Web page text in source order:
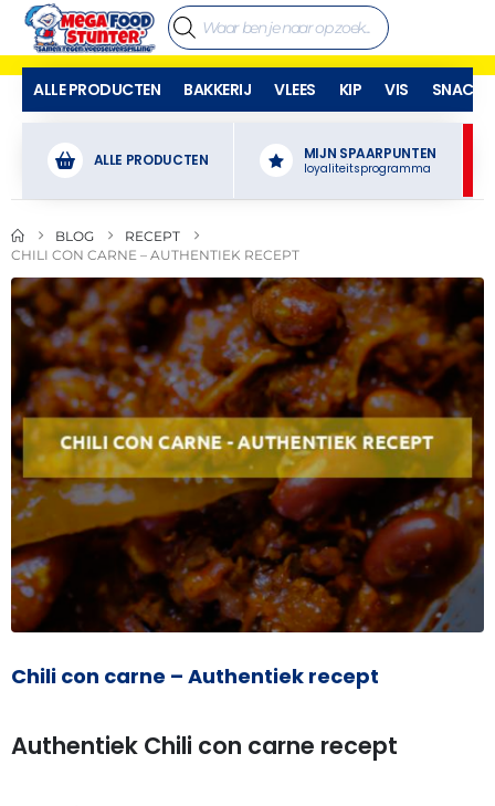
ALLE PRODUCTEN BAKKERIJ VLEES KIP VIS SNACKS
ALLE PRODUCTEN MIJN SPAARPUNTEN
loyaliteitsprogramma
BLOG
RECEPT
CHILI CON CARNE – AUTHENTIEK RECEPT
Chili con carne – Authentiek recept
Authentiek Chili con carne recept